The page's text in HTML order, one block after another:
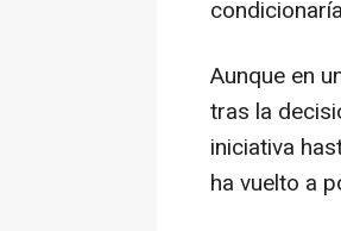
Aunque en
tras la
iniciativa
ha vuelto a